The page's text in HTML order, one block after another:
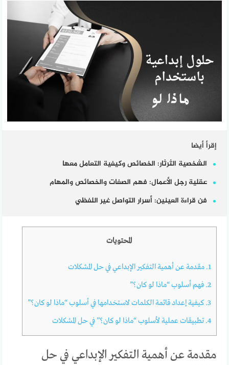
إقرأ أيضا
الشخصية الثرثار: الخصائص وكيفية التعامل معها
عقلية رجل الأعمال: فهم الصفات والخصائص والمهام
فن قراءة العينين: أسرار التواصل غير اللفظي
المحتويات
1. مقدمة عن أهمية التفكير الإبداعي في حل المشكلات
2. فهم أسلوب “ماذا لو كان؟”
3. كيفية إعداد قائمة الكلمات لاستخدامها في أسلوب “ماذا لو كان؟”
4. تطبيقات عملية لأسلوب “ماذا لو كان؟” في حل المشكلات
مقدمة عن أهمية التفكير الإبداعي في حل